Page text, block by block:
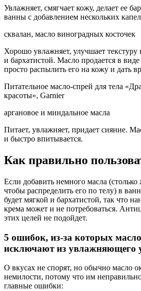
Увлажняет, смягчает кожу, делает ее
ванны с добавлением нескольких
сквалан, масло виноградных косточек
Хорошо увлажняет, улучшает текстуру
и бархатистой. Масло продается в
просто распылить его на кожу и дать
Питательное масло-спрей для тела
красоты», Garnier
аргановое и миндальное масла
Питает, увлажняет, придает сияние.
и быстро впитывается.
Как правильно
Если добавить немного масла (столько
чтобы распределить его по телу) в
будет мягкой и бархатистой, так что
крема может и не потребоваться.
этих целей не подойдет.
5 ошибок, из-за которых
исключают из увлажняющего
О вкусах не спорят, но обычно масло
немилости, потому что им
главные ошибки: